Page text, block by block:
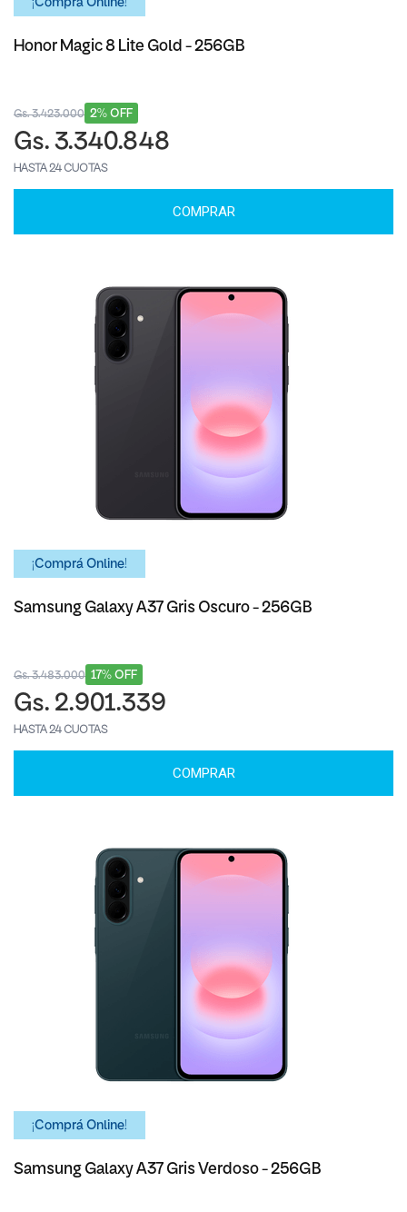
¡Comprá Online!
Honor Magic 8 Lite Gold - 256GB
2% OFF
Gs. 3.423.000
Gs. 3.340.848
HASTA 24 CUOTAS
COMPRAR
¡Comprá Online!
Samsung Galaxy A37 Gris Oscuro - 256GB
17% OFF
Gs. 3.483.000
Gs. 2.901.339
HASTA 24 CUOTAS
COMPRAR
¡Comprá Online!
Samsung Galaxy A37 Gris Verdoso - 256GB